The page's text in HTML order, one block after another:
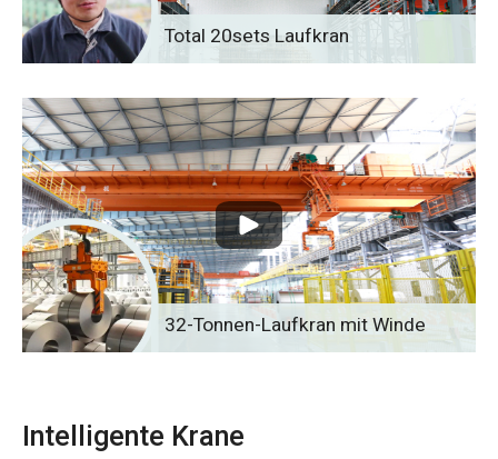
Total 20sets Laufkran
32-Tonnen-Laufkran mit Winde
Intelligente Krane